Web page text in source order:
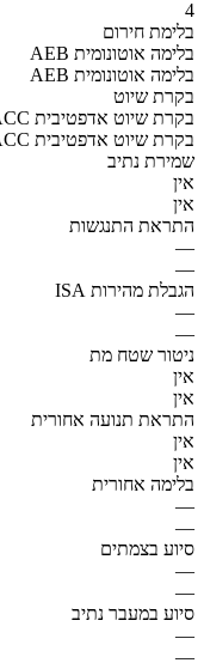
4
בלימת חירום
AEB בלימה אוטונומית
AEB בלימה אוטונומית
בקרת שיוט
ACC בקרת שיוט אדפטיבית
ACC בקרת שיוט אדפטיבית
שמירת נתיב
אין
אין
התראת התנגשות
—
—
הגבלת מהירות ISA
—
—
ניטור שטח מת
אין
אין
התראת תנועה אחורית
אין
אין
בלימה אחורית
—
—
סיוע בצמתים
—
—
סיוע במעבר נתיב
—
—